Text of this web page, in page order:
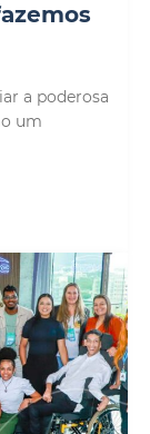
a poderosa
um